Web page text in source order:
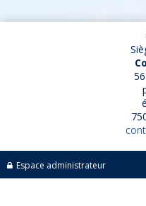
Espace administrateur